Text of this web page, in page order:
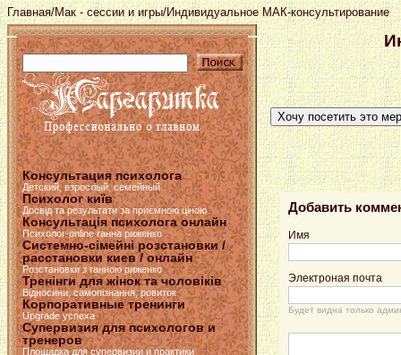
Главная/Мак - сессии и игры/Индивидуальное МАК-консультирование
Консультация психолога
Детский, взрослый, семейный
Психолог київ
Досвід та результати за приємною ціною
Консультація психолога онлайн
Психолог-online ганна риженко
Системно-сімейні розстановки /
расстановки киев / онлайн
Розстановки з ганною риженко
Тренінги для жінок та чоловіків
Відносини, самопізнання, ровиток
Корпоративные тренинги
Upgrade успеха
Супервизия для психологов и
тренеров
Площадка для супервизии и практики
Хочу посетить это
Добавить
Имя
Электроная почта
Будет видна только